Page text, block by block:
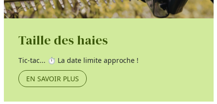
Taille des haies
Tic-tac... ⏱️ La date limite approche !
EN SAVOIR PLUS